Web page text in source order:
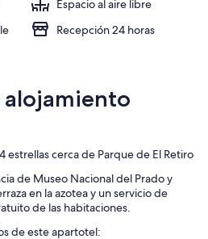
Espacio al aire libre
Recepción 24 horas
alojamiento
cerca de Parque de El Retiro
de Museo Nacional del Prado y
en la azotea y un servicio de
de las habitaciones.
de este apartotel: